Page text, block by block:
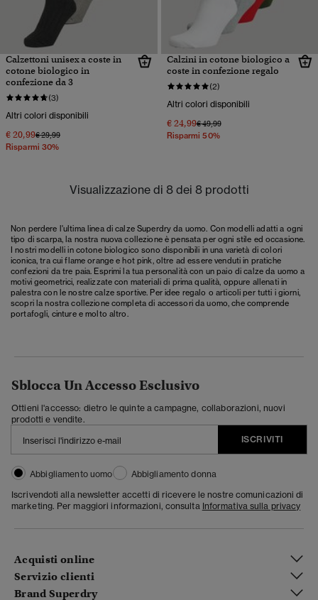
Calzettoni unisex a coste in
cotone biologico in
confezione da 3
(3)
Altri colori disponibili
€ 20,99Prezzo ridotto da
€ 29,99a
Risparmi 30%
Calzini in cotone biologico a
coste in confezione regalo
(2)
Altri colori disponibili
€ 24,99Prezzo ridotto da
€ 49,99a
Risparmi 50%
Visualizzazione di 8 dei 8 prodotti
Non perdere l'ultima linea di calze Superdry da uomo. Con modelli adatti a ogni
tipo di scarpa, la nostra nuova collezione è pensata per ogni stile ed occasione.
I nostri modelli in cotone biologico sono disponibili in una varietà di colori
iconica, tra cui flame orange e hot pink, oltre ad essere venduti in pratiche
confezioni da tre paia. Esprimi la tua personalità con un paio di calze da uomo a
motivi geometrici, realizzate con materiali di prima qualità, oppure allenati in
palestra con le nostre calze sportive. Per idee regalo o articoli per tutti i giorni,
scopri la nostra collezione completa di accessori da uomo , che comprende
portafogli, cinture e molto altro.
Sblocca Un Accesso Esclusivo
Ottieni l'accesso: dietro le quinte a campagne, collaborazioni, nuovi
prodotti e vendite.
ISCRIVITI
Abbigliamento uomo
Abbigliamento donna
Iscrivendoti alla newsletter accetti di ricevere le nostre comunicazioni di
marketing. Per maggiori informazioni, consulta Informativa sulla privacy
Acquisti online
Servizio clienti
Brand Superdry